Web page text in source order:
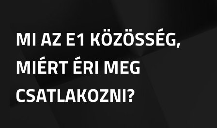
MI AZ E1 KÖZÖSSÉG,
MIÉRT ÉRI MEG
CSATLAKOZNI?